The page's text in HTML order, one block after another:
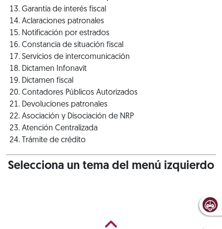
Garantía de interés fiscal
Aclaraciones patronales
Notificación por estrados
Constancia de situación fiscal
Servicios de intercomunicación
Dictamen Infonavit
Dictamen fiscal
Contadores Públicos Autorizados
Devoluciones patronales
Asociación y Disociación de NRP
Atención Centralizada
Trámite de crédito
Selecciona un tema del menú izquierdo